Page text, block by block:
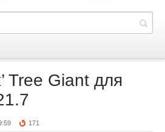
Tree Giant для
171